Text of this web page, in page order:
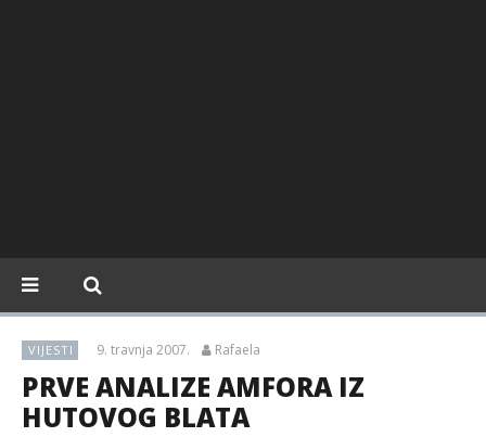
VIJESTI 9. travnja 2007. Rafaela
PRVE ANALIZE AMFORA IZ
HUTOVOG BLATA